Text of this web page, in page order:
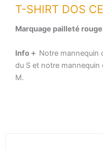
T-SHIRT DOS
Marquage pailleté
Info＋ Notre mannequin
du S et notre mannequin
M.